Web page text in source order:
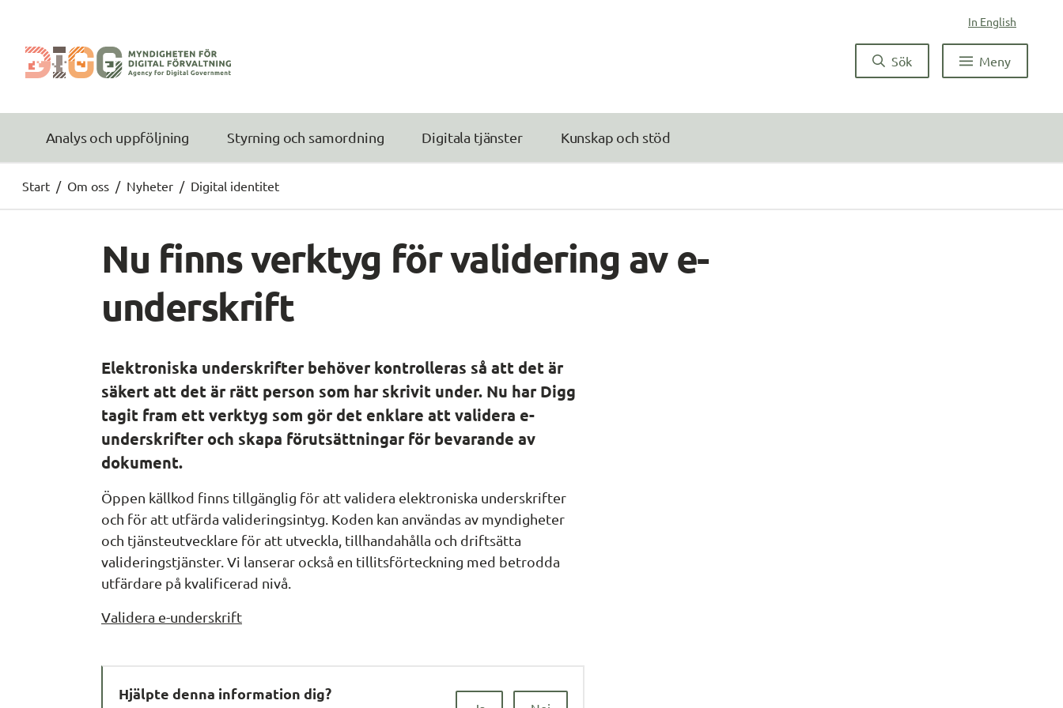
In English
Sök Meny
Analys och uppföljning Styrning och samordning Digitala tjänster Kunskap och stöd
Start / Om oss / Nyheter / Digital identitet
Nu finns verktyg för validering av e-
underskrift
Elektroniska underskrifter behöver kontrolleras så att det är
säkert att det är rätt person som har skrivit under. Nu har Digg
tagit fram ett verktyg som gör det enklare att validera e-
underskrifter och skapa förutsättningar för bevarande av
dokument.
Öppen källkod finns tillgänglig för att validera elektroniska underskrifter
och för att utfärda valideringsintyg. Koden kan användas av myndigheter
och tjänsteutvecklare för att utveckla, tillhandahålla och driftsätta
valideringstjänster. Vi lanserar också en tillitsförteckning med betrodda
utfärdare på kvalificerad nivå.
Validera e-underskrift
Hjälpte denna information dig?